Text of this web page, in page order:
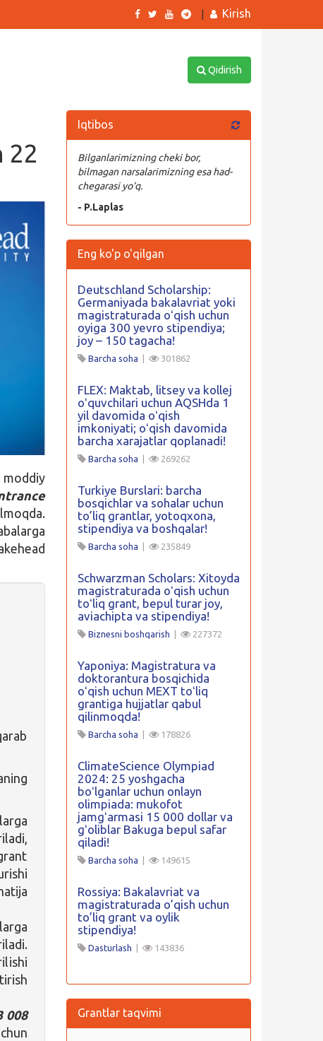
Kirish
Qidirish
22
008
Iqtibos
Bilganlarimizning cheki bor,
bilmagan narsalarimizning esa had-
chegarasi yo‘q.
- P.Laplas
Eng ko'p o'qilgan
Deutschland Scholarship:
Germaniyada bakalavriat yoki
magistraturada oʻqish uchun
oyiga 300 yevro stipendiya;
joy – 150 tagacha!
Barcha soha 301862
FLEX: Maktab, litsey va kollej
oʻquvchilari uchun AQSHda 1
yil davomida oʻqish
imkoniyati; oʻqish davomida
barcha xarajatlar qoplanadi!
Barcha soha 269262
Turkiye Burslari: barcha
bosqichlar va sohalar uchun
to’liq grantlar, yotoqxona,
stipendiya va boshqalar!
Barcha soha 235849
Schwarzman Scholars: Xitoyda
magistraturada oʻqish uchun
toʻliq grant, bepul turar joy,
aviachipta va stipendiya!
Biznesni boshqarish 227372
Yaponiya: Magistratura va
doktorantura bosqichida
oʻqish uchun MEXT toʻliq
grantiga hujjatlar qabul
qilinmoqda!
Barcha soha 178826
ClimateScience Olympiad
2024: 25 yoshgacha
boʻlganlar uchun onlayn
olimpiada: mukofot
jamgʻarmasi 15 000 dollar va
gʻoliblar Bakuga bepul safar
qiladi!
Barcha soha 149615
Rossiya: Bakalavriat va
magistraturada o’qish uchun
to’liq grant va oylik
stipendiya!
Dasturlash 143836
Grantlar taqvimi